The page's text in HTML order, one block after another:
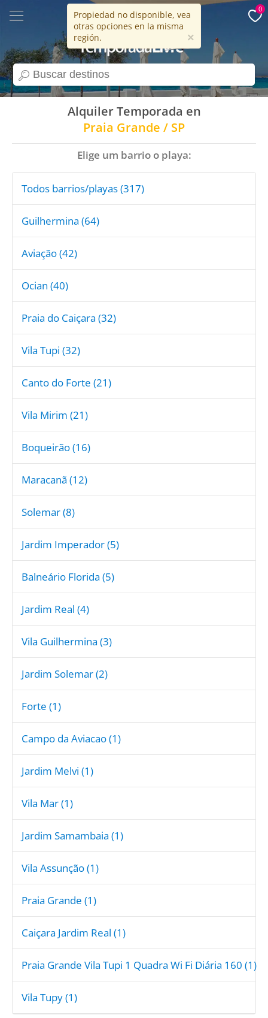
search
15 años
0
Propiedad no disponible, vea
otras opciones en la misma
región.
×
Alquiler Temporada en
Praia Grande / SP
Elige um barrio o playa:
Todos barrios/playas (317)
Guilhermina (64)
Aviação (42)
Ocian (40)
Praia do Caiçara (32)
Vila Tupi (32)
Canto do Forte (21)
Vila Mirim (21)
Boqueirão (16)
Maracanã (12)
Solemar (8)
Jardim Imperador (5)
Balneário Florida (5)
Jardim Real (4)
Vila Guilhermina (3)
Jardim Solemar (2)
Forte (1)
Campo da Aviacao (1)
Jardim Melvi (1)
Vila Mar (1)
Jardim Samambaia (1)
Vila Assunção (1)
Praia Grande (1)
Caiçara Jardim Real (1)
Praia Grande Vila Tupi 1 Quadra Wi Fi Diária 160 (1)
Vila Tupy (1)